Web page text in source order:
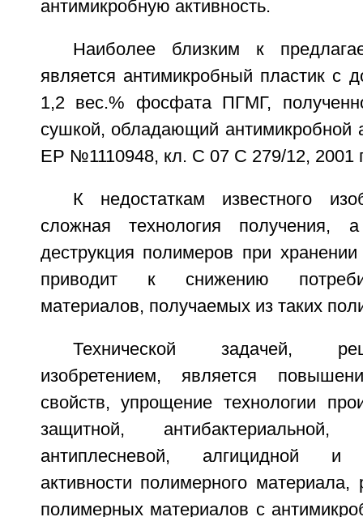
антимикробную активность.
Наиболее близким к
является антимикробный пластик с
1,2 вес.% фосфата ПГМГ,
сушкой, обладающий антимикробной
ЕР №1110948, кл. С 07 С 279/12, 2001
К недостаткам известного
сложная технология получения,
деструкция полимеров при
приводит к снижению
материалов, получаемых из таких
Технической задачей,
изобретением, является
свойств, упрощение технологии
защитной, антибактериальной,
антиплесневой, алгицидной и
активности полимерного материала,
полимерных материалов с